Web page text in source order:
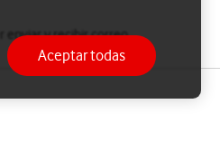
enviar y recibir correo
Aceptar todas